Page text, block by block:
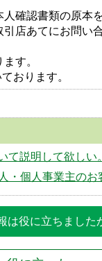
確認書類の原本
店あてにお問い
す。
おります。
説明して欲しい。
個人事業主のお
は役に立ちました